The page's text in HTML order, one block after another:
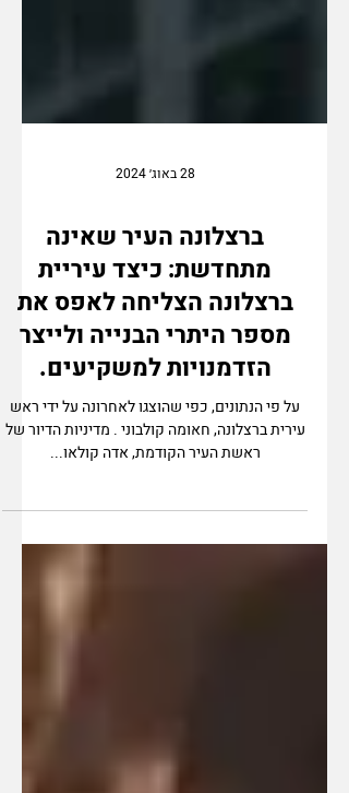
28 באוג׳ 2024
ברצלונה העיר שאינה
מתחדשת: כיצד עיריית
ברצלונה הצליחה לאפס את
מספר היתרי הבנייה ולייצר
הזדמנויות למשקיעים.
עירית ברצלונה, חאומה קולבוני . מדיניות הדיור של